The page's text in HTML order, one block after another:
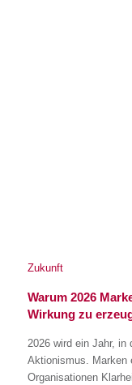
Zukunft
Warum 2026
Wirkung zu
2026 wird ein Jahr, in
Aktionismus. Marken
Organisationen